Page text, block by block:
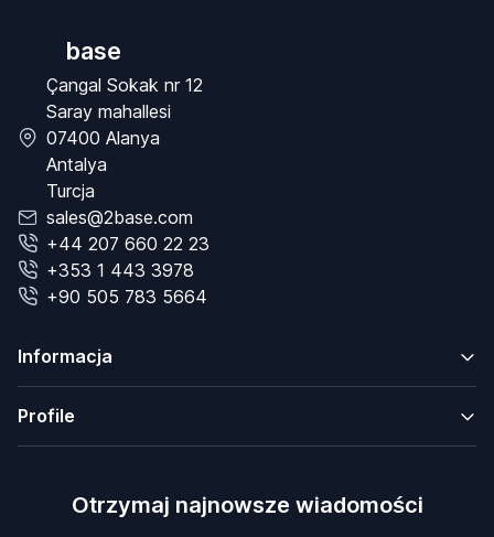
base
Çangal Sokak nr 12
Saray mahallesi
07400 Alanya
Antalya
Turcja
sales@2base.com
+44 207 660 22 23
+353 1 443 3978
+90 505 783 5664
Informacja
Profile
Otrzymaj najnowsze wiadomości